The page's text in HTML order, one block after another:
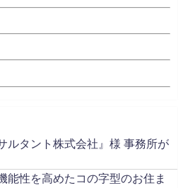
ルタント株式会社』様 事務所が
能性を高めたコの字型のお住ま